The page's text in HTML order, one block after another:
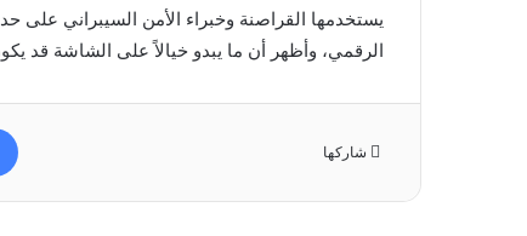
يستخدمها القراصنة وخبراء الأمن السيبراني
الرقمي، وأظهر أن ما يبدو خيالاً على الشاشة قد
شاركها